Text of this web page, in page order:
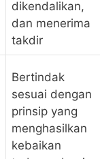
dikendalikan,
dan menerima
takdir
Bertindak
sesuai dengan
prinsip yang
menghasilkan
kebaikan